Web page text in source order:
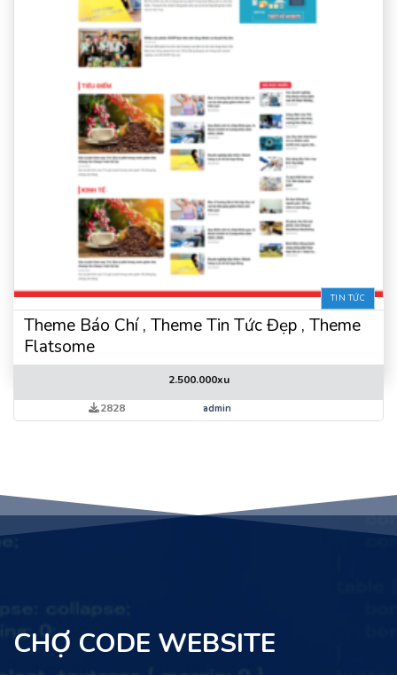
TIN TỨC
Theme Báo Chí , Theme Tin Tức Đẹp , Theme
Flatsome
2.500.000xu
2828
admin
CHỢ CODE WEBSITE